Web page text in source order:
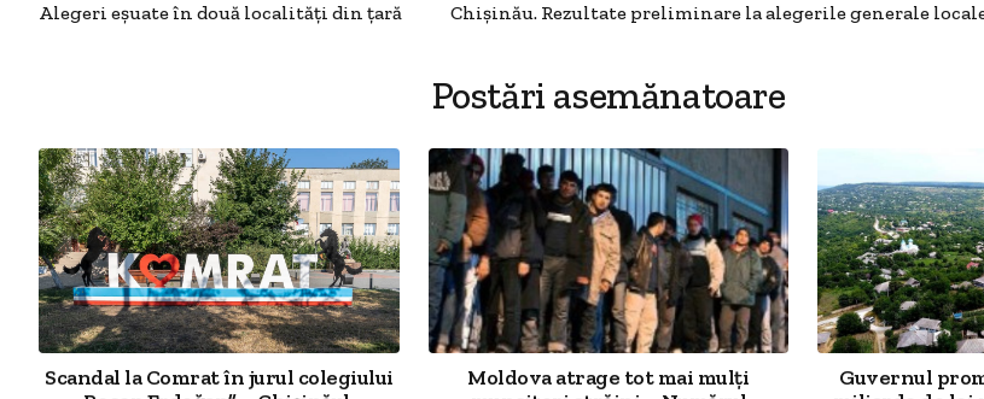
Alegeri eșuate în două localități din țară Chișinău. Rezultate preliminare la alegerile generale
Postări asemănatoare
Scandal la Comrat în jurul colegiului
Moldova atrage tot mai mulți
Guvernul